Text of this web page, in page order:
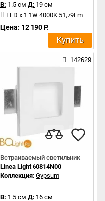
В: 1.5 см Д: 19 см
LED x 1 1W 4000K 51,79Lm
Цена: 12 190 Р.
Купить
142629
Встраиваемый светильник
Linea Light 60814N00
Коллекция: Gypsum
В: 1.5 см Д: 16 см